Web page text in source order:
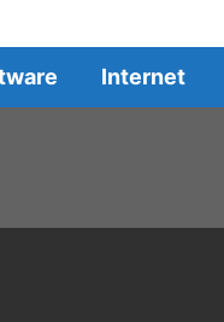
Internet